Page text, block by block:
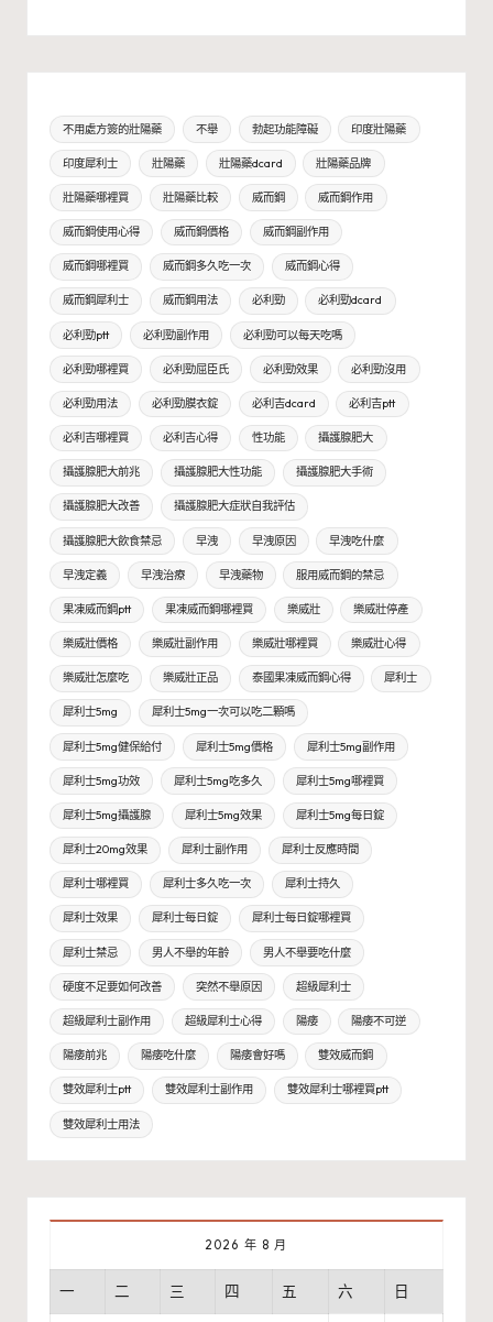
不用處方簽的壯陽藥 不舉 勃起功能障礙 印度壯陽藥
印度犀利士 壯陽藥 壯陽藥dcard 壯陽藥品牌
壯陽藥哪裡買 壯陽藥比較 威而鋼 威而鋼作用
威而鋼使用心得 威而鋼價格 威而鋼副作用
威而鋼哪裡買 威而鋼多久吃一次 威而鋼心得
威而鋼犀利士 威而鋼用法 必利勁 必利勁dcard
必利勁ptt 必利勁副作用 必利勁可以每天吃嗎
必利勁哪裡買 必利勁屈臣氏 必利勁效果 必利勁沒用
必利勁用法 必利勁膜衣錠 必利吉dcard 必利吉ptt
必利吉哪裡買 必利吉心得 性功能 攝護腺肥大
攝護腺肥大前兆 攝護腺肥大性功能 攝護腺肥大手術
攝護腺肥大改善 攝護腺肥大症狀自我評估
攝護腺肥大飲食禁忌 早洩 早洩原因 早洩吃什麼
早洩定義 早洩治療 早洩藥物 服用威而鋼的禁忌
果凍威而鋼ptt 果凍威而鋼哪裡買 樂威壯 樂威壯停產
樂威壯價格 樂威壯副作用 樂威壯哪裡買 樂威壯心得
樂威壯怎麼吃 樂威壯正品 泰國果凍威而鋼心得 犀利士
犀利士5mg 犀利士5mg一次可以吃二顆嗎
犀利士5mg健保給付 犀利士5mg價格 犀利士5mg副作用
犀利士5mg功效 犀利士5mg吃多久 犀利士5mg哪裡買
犀利士5mg攝護腺 犀利士5mg效果 犀利士5mg每日錠
犀利士20mg效果 犀利士副作用 犀利士反應時間
犀利士哪裡買 犀利士多久吃一次 犀利士持久
犀利士效果 犀利士每日錠 犀利士每日錠哪裡買
犀利士禁忌 男人不舉的年齡 男人不舉要吃什麼
硬度不足要如何改善 突然不舉原因 超級犀利士
超級犀利士副作用 超級犀利士心得 陽痿 陽痿不可逆
陽痿前兆 陽痿吃什麼 陽痿會好嗎 雙效威而鋼
雙效犀利士ptt 雙效犀利士副作用 雙效犀利士哪裡買ptt
雙效犀利士用法
2026 年 8 月
一 二 三 四 五 六 日